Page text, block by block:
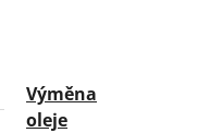
Výměna
oleje